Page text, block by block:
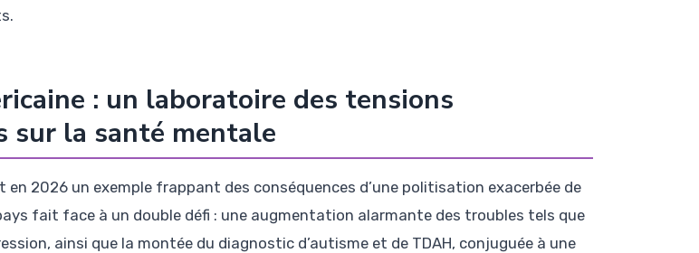
: un laboratoire des tensions
sur la santé mentale
2026 un exemple frappant des conséquences d’une politisation exacerbée de
fait face à un double défi : une augmentation alarmante des troubles tels que
ainsi que la montée du diagnostic d’autisme et de TDAH, conjuguée à une